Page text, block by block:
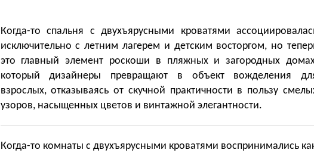
Когда-то спальня с двухъярусными кроватями
исключительно с летним лагерем и детским восторгом, но
это главный элемент роскоши в пляжных и загородных
который дизайнеры превращают в объект вожделения
взрослых, отказываясь от скучной практичности в пользу
узоров, насыщенных цветов и винтажной элегантности.
Когда-то комнаты с двухъярусными кроватями воспринимались